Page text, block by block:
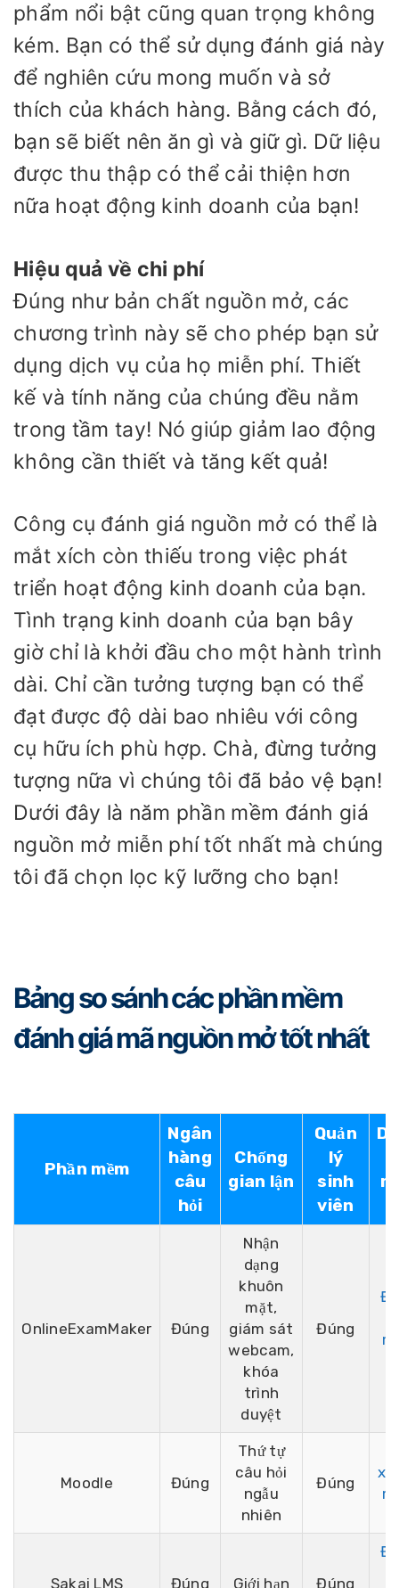
phẩm nổi bật cũng quan trọng không
kém. Bạn có thể sử dụng đánh giá này
để nghiên cứu mong muốn và sở
thích của khách hàng. Bằng cách đó,
bạn sẽ biết nên ăn gì và giữ gì. Dữ liệu
được thu thập có thể cải thiện hơn
nữa hoạt động kinh doanh của bạn!
Hiệu quả về chi phí
Đúng như bản chất nguồn mở, các
chương trình này sẽ cho phép bạn sử
dụng dịch vụ của họ miễn phí. Thiết
kế và tính năng của chúng đều nằm
trong tầm tay! Nó giúp giảm lao động
không cần thiết và tăng kết quả!
Công cụ đánh giá nguồn mở có thể là
mắt xích còn thiếu trong việc phát
triển hoạt động kinh doanh của bạn.
Tình trạng kinh doanh của bạn bây
giờ chỉ là khởi đầu cho một hành trình
dài. Chỉ cần tưởng tượng bạn có thể
đạt được độ dài bao nhiêu với công
cụ hữu ích phù hợp. Chà, đừng tưởng
tượng nữa vì chúng tôi đã bảo vệ bạn!
Dưới đây là năm phần mềm đánh giá
nguồn mở miễn phí tốt nhất mà chúng
tôi đã chọn lọc kỹ lưỡng cho bạn!
Bảng so sánh các phần mềm
đánh giá mã nguồn mở tốt nhất
Phần mềm
Ngân
hàng
câu
hỏi
Chống
gian lận
Quản
lý
sinh
viên
OnlineExamMaker Đúng
Nhận
dạng
khuôn
mặt,
giám sát
webcam,
khóa
trình
duyệt
Đúng
Moodle Đúng
Thứ tự
câu hỏi
ngẫu
nhiên
Đúng
Sakai LMS Đúng Giới hạn Đúng